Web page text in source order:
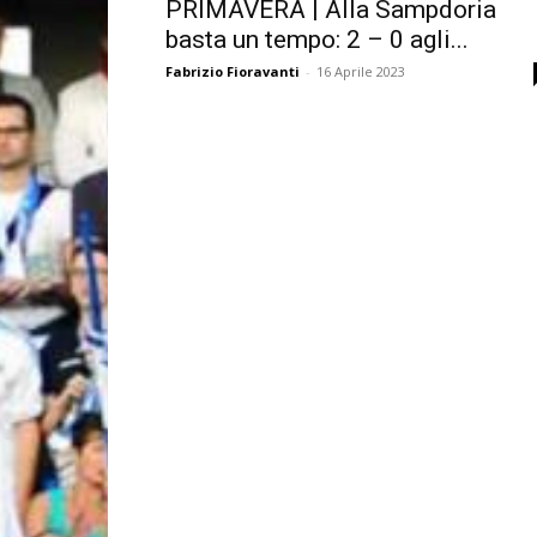
PRIMAVERA | Alla Sampdoria
basta un tempo: 2 – 0 agli...
Fabrizio Fioravanti - 16 Aprile 2023